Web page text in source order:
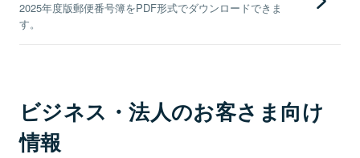
2025年度版郵便番号簿をPDF形式でダウンロードできま
す。
ビジネス・法人のお客さま向け
情報